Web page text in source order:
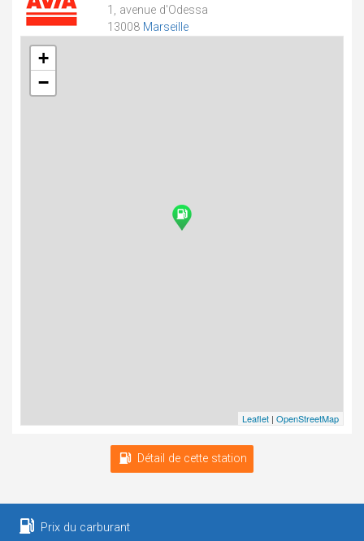
1, avenue d'Odessa
13008 Marseille
+
−
Leaflet | OpenStreetMap
Détail de cette station
Prix du carburant